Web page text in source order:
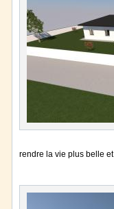
rendre la vie plus belle